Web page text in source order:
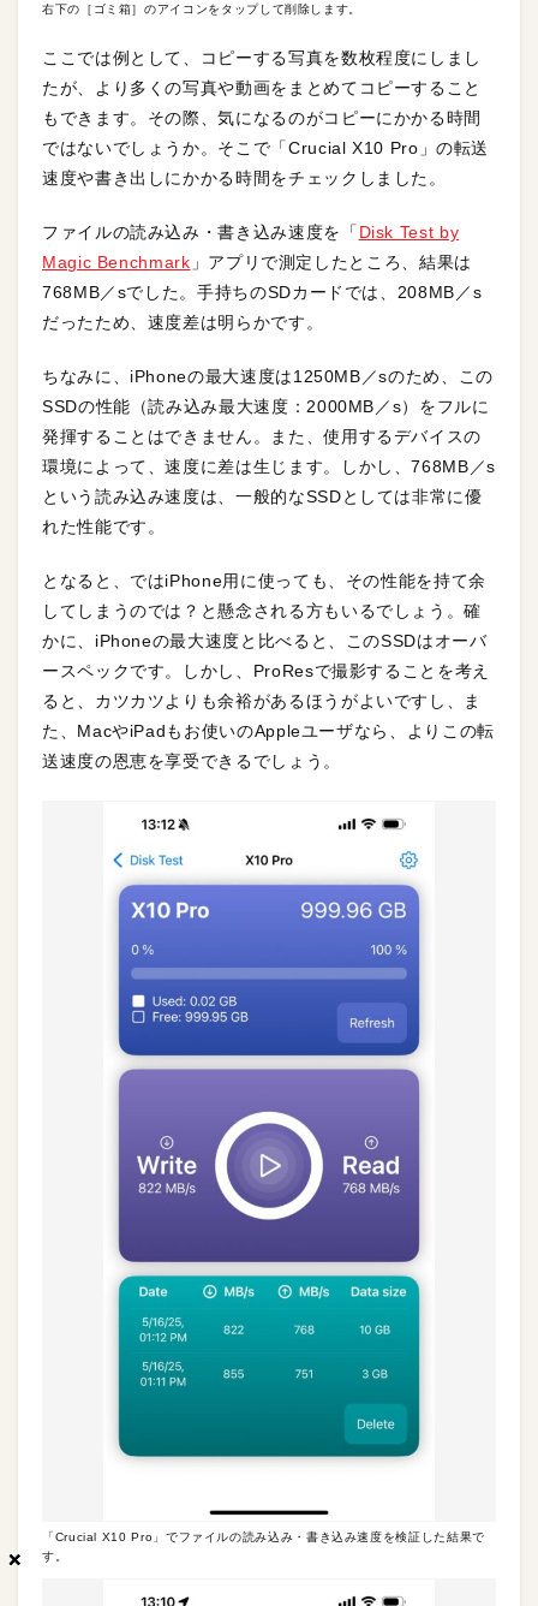
×
×
×
右下の［ゴミ箱］のアイコンをタップして削除します。
ここでは例として、コピーする写真を数枚程度にしまし
たが、より多くの写真や動画をまとめてコピーすること
もできます。その際、気になるのがコピーにかかる時間
ではないでしょうか。そこで「Crucial X10 Pro」の転送
速度や書き出しにかかる時間をチェックしました。
ファイルの読み込み・書き込み速度を「 Disk Test by
Magic Benchmark 」アプリで測定したところ、結果は
768MB／sでした。手持ちのSDカードでは、208MB／s
だったため、速度差は明らかです。
ちなみに、iPhoneの最大速度は1250MB／sのため、この
SSDの性能（読み込み最大速度：2000MB／s）をフルに
発揮することはできません。また、使用するデバイスの
環境によって、速度に差は生じます。しかし、768MB／s
という読み込み速度は、一般的なSSDとしては非常に優
れた性能です。
となると、ではiPhone用に使っても、その性能を持て余
してしまうのでは？と懸念される方もいるでしょう。確
かに、iPhoneの最大速度と比べると、このSSDはオーバ
ースペックです。しかし、ProResで撮影することを考え
ると、カツカツよりも余裕があるほうがよいですし、ま
た、MacやiPadもお使いのAppleユーザなら、よりこの転
送速度の恩恵を享受できるでしょう。
「Crucial X10 Pro」でファイルの読み込み・書き込み速度を検証した結果で
す。